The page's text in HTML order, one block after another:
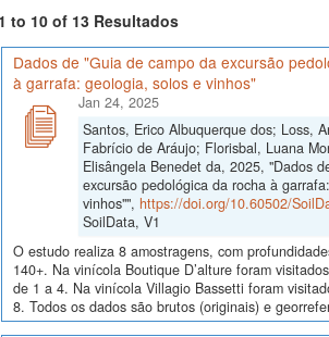
to 10 of 13 Resultados
Dados de "Guia de campo da excursão
à garrafa: geologia, solos e vinhos"
Jan 24, 2025
Santos, Erico Albuquerque dos; Loss,
Fabrício de Aráujo; Florisbal, Luana
Elisângela Benedet da, 2025, "Dados
excursão pedológica da rocha à
vinhos"", https://doi.org/10.60502/
SoilData, V1
O estudo realiza 8 amostragens, com
140+. Na vinícola Boutique D’alture foram
de 1 a 4. Na vinícola Villagio Bassetti foram
8. Todos os dados são brutos (originais) e